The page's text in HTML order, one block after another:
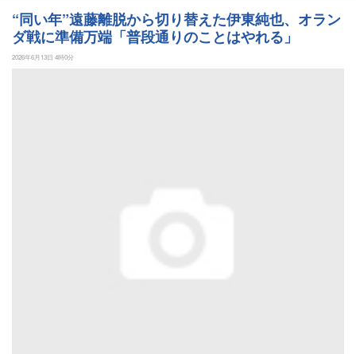
“同い年”遠藤離脱から切り替えた伊東純也、オラン
ダ戦に準備万端「普段通りのことはやれる」
2026年6月13日 4時0分